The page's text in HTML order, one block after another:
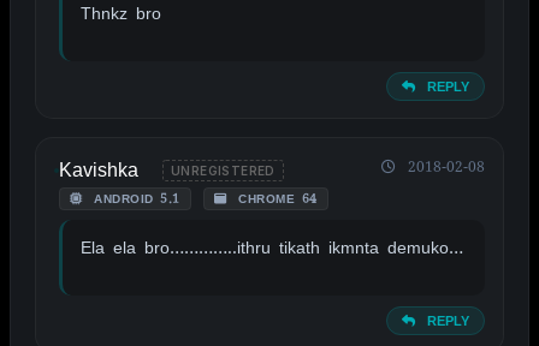
Thnkz bro
REPLY
Kavishka UNREGISTERED
ANDROID 5.1 CHROME 64
2018-02-08
Ela ela bro…………..ithru tikath ikmnta demuko…
REPLY